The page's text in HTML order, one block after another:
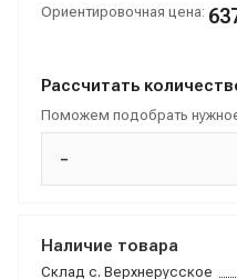
Ориентировочная цена:
Рассчитать
Поможем подобрать
-
Наличие товара
Склад с. Верхнерусское